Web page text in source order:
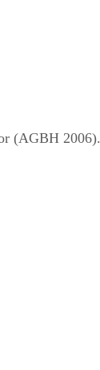
(AGBH 2006).